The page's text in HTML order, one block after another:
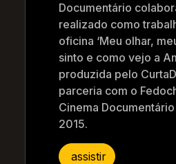
Documentário
realizado como
oficina ‘Meu olhar,
sinto e como vejo a
produzida pelo
parceria com o
Cinema
2015.
assistir